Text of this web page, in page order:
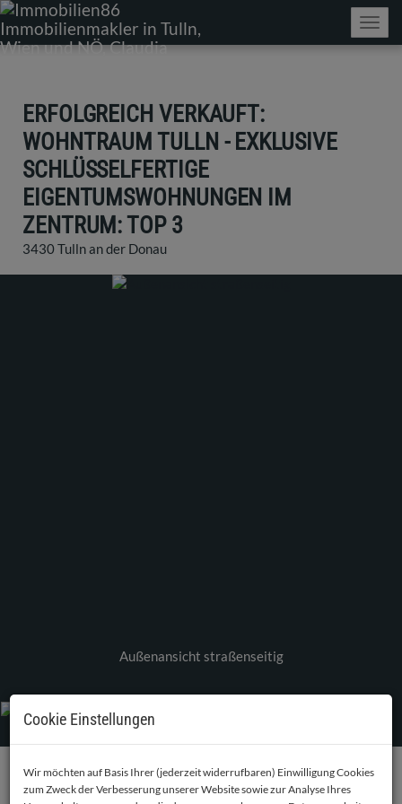
ERFOLGREICH VERKAUFT:
WOHNTRAUM TULLN - EXKLUSIVE
SCHLÜSSELFERTIGE
EIGENTUMSWOHNUNGEN IM
ZENTRUM: TOP 3
3430 Tulln an der Donau
Außenansicht straßenseitig
Cookie Einstellungen
Wir möchten auf Basis Ihrer (jederzeit widerrufbaren) Einwilligung Cookies
zum Zweck der Verbesserung unserer Website sowie zur Analyse Ihres